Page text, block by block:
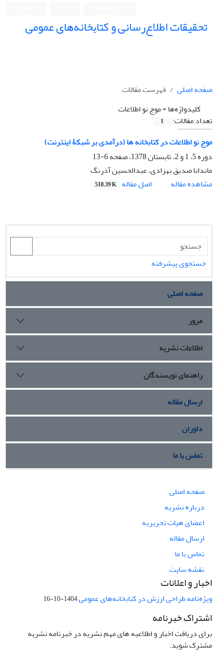
تحقیقات اطلاع‌رسانی و کتابخانه‌های عمومی
صفحه اصلی
فهرست مقالات
کلیدواژه‌ها =موج نو اطلاعات
تعداد مقالات:
1
موج نو اطلاعات در کتابخانه ها (درآمدی بر شبکۀ اینترنت)
دوره 5، 1 و 2، تابستان 1378، صفحه
6-13
ماندانا صدیق بهزادی، عبدالحسین آذرنگ
مشاهده مقاله
اصل مقاله 518.39 K
جستجوی پیشرفته
صفحه اصلی
مرور
اطلاعات نشریه
راهنمای نویسندگان
ارسال مقاله
داوران
تماس با ما
صفحه اصلی
درباره نشریه
اعضای هیات تحریریه
ارسال مقاله
تماس با ما
نقشه سایت
اخبار و اعلانات
ویژه‌نامه طراحی ارزش در کتابخانه‌های عمومی1404-10-16
اشتراک خبرنامه
برای دریافت اخبار و اطلاعیه های مهم نشریه در خبرنامه نشریه
مشترک شوید.